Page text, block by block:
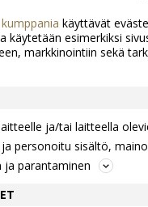
käyttävät
käytetään esimerkiksi
markkinointiin sekä
ja/tai laitteella
personoitu sisältö,
ja parantaminen